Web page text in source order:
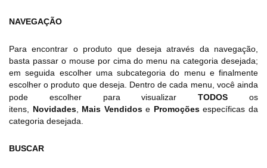
BRINCADEIRAS
INFORMAÇÕES
NAVEGAÇÃO
Para encontrar o produto que deseja através da navegação,
basta passar o mouse por cima do menu na categoria desejada;
em seguida escolher uma subcategoria do menu e finalmente
escolher o produto que deseja.
Dentro de cada menu, você ainda
pode escolher para visualizarTODOS os
itens, Novidades, Mais Vendidose Promoçõesespecíficas da
categoria desejada.
BUSCAR